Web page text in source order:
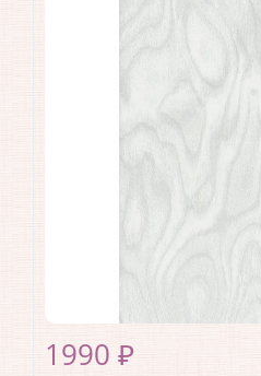
Виниловое
Флизелин
1990 ₽